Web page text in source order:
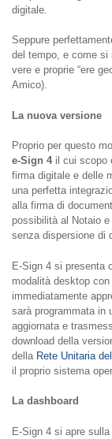
digitale.
Seppure
del tempo, e come si
vere e proprie “ere
Amico).
La nuova versione
Proprio per questo
e-Sign 4il cui scopo
firma digitale e delle
una perfetta
alla firma di
possibilità al Notaio
senza dispersione di
E-Sign 4 si presenta
modalità desktop
immediatamente
sarà programmata in
aggiornata e
download della
della Rete Unitaria
il proprio sistema
La dashboard
E-Sign 4 si apre